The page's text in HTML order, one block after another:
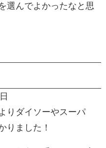
選んでよかったなと思
りダイソーやスーパ
りました！